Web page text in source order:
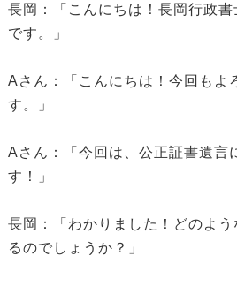
長岡：「こんにちは！長岡行政
です。」
Aさん：「こんにちは！今回もよ
す。」
Aさん：「今回は、公正証書遺言
す！」
長岡：「わかりました！どのよ
るのでしょうか？」